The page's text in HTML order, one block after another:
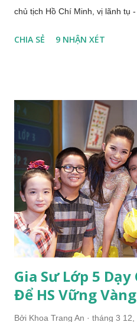
chủ tịch Hồ Chí Minh, vị lãnh tụ
biết ngủ, biết học hành là
trong việc học của con nhỉ? Bạn
tuổi chơi ư? Không đâu, ở lứa
rằng ước mơ sau này của con
con em chúng ta sẽ chẳng
đỡ của bố mẹ trong việc học
có ước mơ, nhưng con không
ước mơ thành hiện thực ? >
học hành ? > Con k...
CHIA SẺ 9 NHẬN XÉT
Gia Sư Lớp 5
Để HS Vững
Bởi Khoa Trang An tháng 3 12,